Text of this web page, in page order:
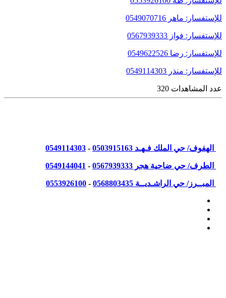
للإستفسار: ماهر 0549070716
للإستفسار: فواز 0567939333
للإستفسار: رضا 0549622526
للإستفسار: منذر 0549114303
عدد المشاهدات 320
الهفوف/ حي الملك فـهـد 0503915163
-
0549114303
الطرف/ حي ضاحية هجر 0567939333
-
0549144041
المبــرز/ حي الراشـديــة 0568803435
-
0553926100